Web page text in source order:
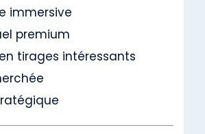
immersive
premium
tirages intéressants